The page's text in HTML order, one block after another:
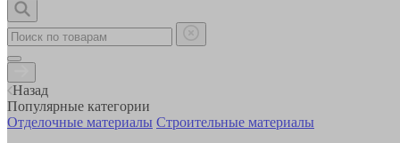
Назад
Популярные категории
Отделочные материалы Строительные материалы